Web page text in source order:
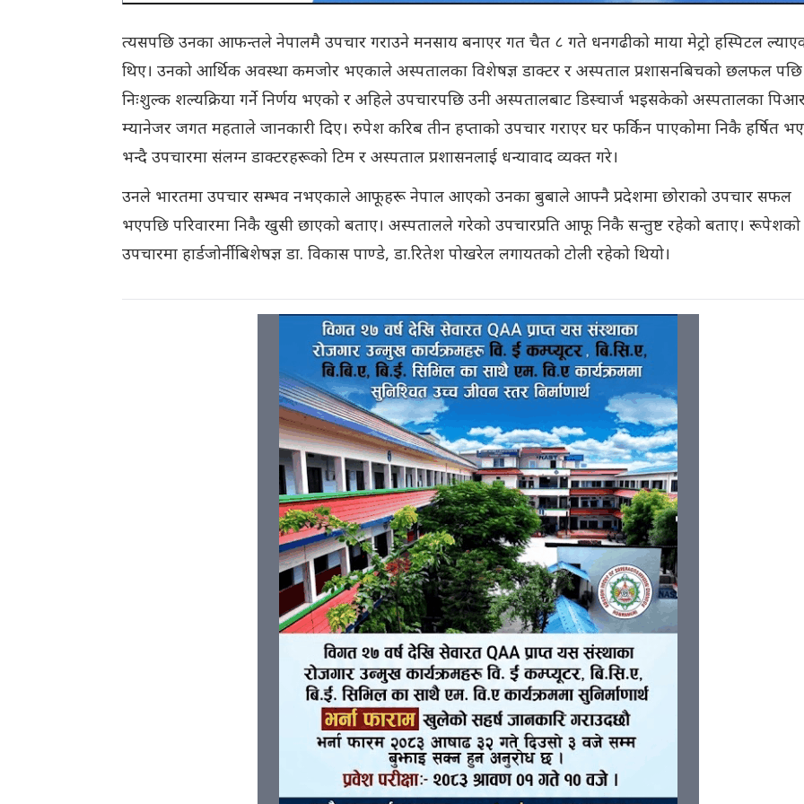
त्यसपछि उनका आफन्तले नेपालमै उपचार गराउने मनसाय बनाएर गत चैत ८ गते धनगढीको माया मेट्रो हस्पिटल
थिए। उनको आर्थिक अवस्था कमजोर भएकाले अस्पतालका विशेषज्ञ डाक्टर र अस्पताल प्रशासनबिचको छलफल पछि
निःशुल्क शल्यक्रिया गर्ने निर्णय भएको र अहिले उपचारपछि उनी अस्पतालबाट डिस्चार्ज भइसकेको अस्पतालका
म्यानेजर जगत महताले जानकारी दिए। रुपेश करिब तीन हप्ताको उपचार गराएर घर फर्किन पाएकोमा निकै हर्षित
भन्दै उपचारमा संलग्न डाक्टरहरूको टिम र अस्पताल प्रशासनलाई धन्यावाद व्यक्त गरे।
उनले भारतमा उपचार सम्भव नभएकाले आफूहरू नेपाल आएको उनका बुबाले आफ्नै प्रदेशमा छोराको उपचार सफल
भएपछि परिवारमा निकै खुसी छाएको बताए। अस्पतालले गरेको उपचारप्रति आफू निकै सन्तुष्ट रहेको बताए। रूपेशको
उपचारमा हार्डजोर्नी बिशेषज्ञ डा. विकास पाण्डे, डा.रितेश पोखरेल लगायतको टोली रहेको थियो।